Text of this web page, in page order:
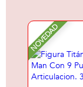
NOVEDAD